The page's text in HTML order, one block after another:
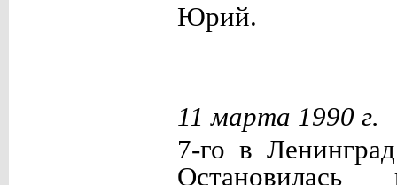
Юрий.
11 марта 1990 г.
7-го в